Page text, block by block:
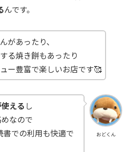
んです。
があったり、
る焼き餅もあったり
ー豊富で楽しいお店です🥰
おどくん
える し
なので
書での利用も快適で